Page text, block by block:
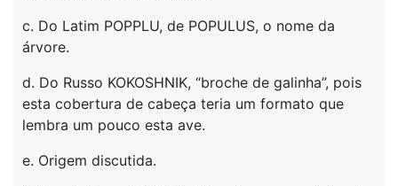
c. Do Latim POPPLU, de POPULUS, o nome da
árvore.
d. Do Russo KOKOSHNIK, “broche de galinha”, pois
esta cobertura de cabeça teria um formato que
lembra um pouco esta ave.
e. Origem discutida.